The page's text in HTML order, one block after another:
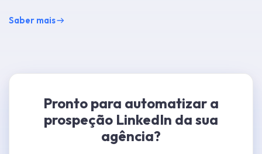
Saber mais
Pronto para automatizar a
prospeção LinkedIn da sua
agência?